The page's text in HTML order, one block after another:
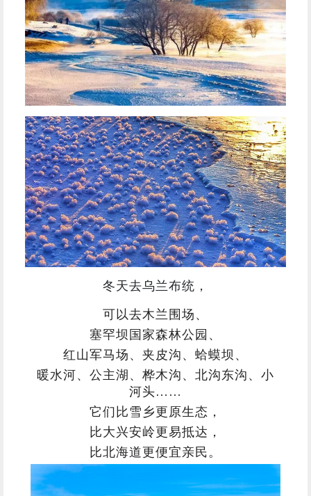
冬天去乌兰布统，
可以去木兰围场、
塞罕坝国家森林公园、
红山军马场、夹皮沟、蛤蟆坝、
暖水河、公主湖、桦木沟、北沟东沟、小
河头……
它们比雪乡更原生态，
比大兴安岭更易抵达，
比北海道更便宜亲民。